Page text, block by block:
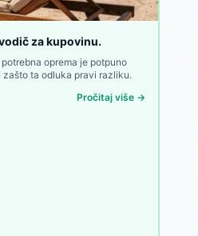
crna, sklopiva-4680RSD
za kupovinu.
oprema je potpuno
ta odluka pravi razliku.
Pročitaj više →